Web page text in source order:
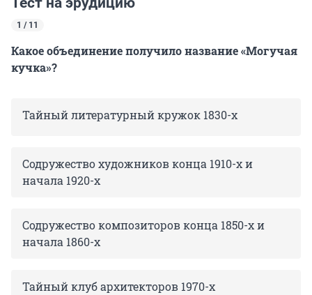
1 / 11
Какое объединение получило название «Могучая
кучка»?
Тайный литературный кружок 1830-х
Содружество художников конца 1910-х и
начала 1920-х
Содружество композиторов конца 1850-х и
начала 1860-х
Тайный клуб архитекторов 1970-х